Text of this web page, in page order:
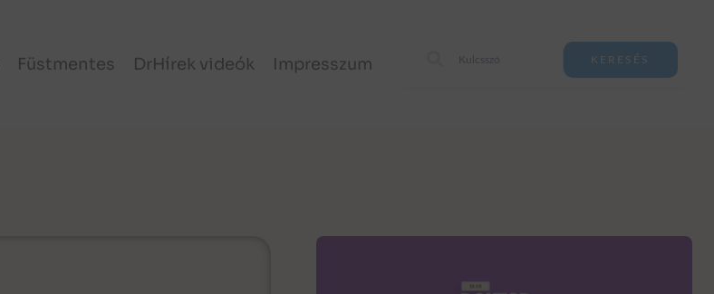
Füstmentes DrHírek videók Impresszum KERESÉS